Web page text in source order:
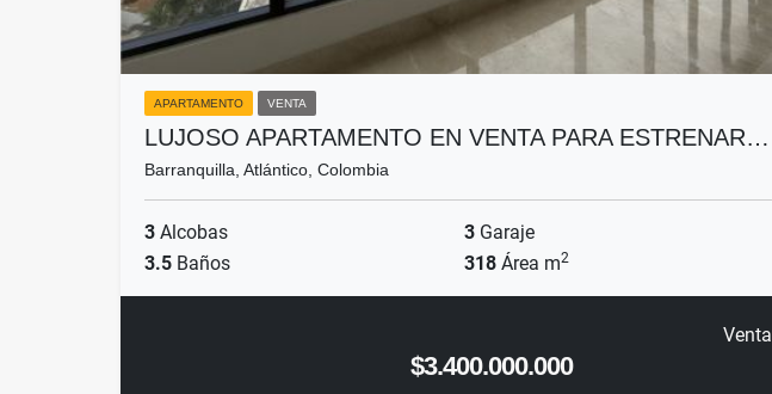
APARTAMENTO VENTA
LUJOSO APARTAMENTO EN VENTA PARA ESTRENAR…
Barranquilla, Atlántico, Colombia
3 Alcobas 3 Garaje
3.5 Baños 318 Área m2
Venta
$3.400.000.000